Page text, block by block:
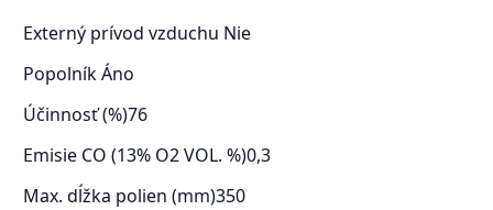
Externý prívod vzduchu Nie
PopolníkÁno
Účinnosť (%)76
Emisie CO (13% O2 VOL. %)0,3
Max. dĺžka polien (mm)350